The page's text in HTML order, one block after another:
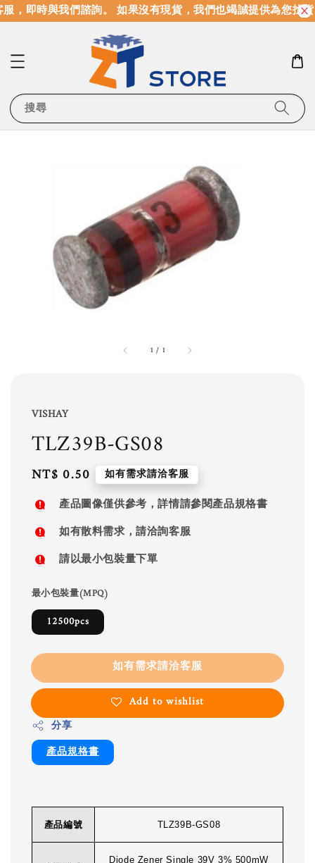
，即時與我們諮詢。 如果沒有現貨，我們也竭誠提供為您找貨
搜尋
1 / 1
VISHAY
TLZ39B-GS08
Regular
price
NT$ 0.50 如有需求請洽客服
產品圖像僅供參考，詳情請參閱產品規格書
如有散料需求，請洽詢客服
請以最小包裝量下單
最小包裝量(MPQ)
12500pcs
如有需求請洽客服
Add to wishlist
分享
產品規格書
產品編號 TLZ39B-GS08
Diode Zener Single 39V 3% 500mW